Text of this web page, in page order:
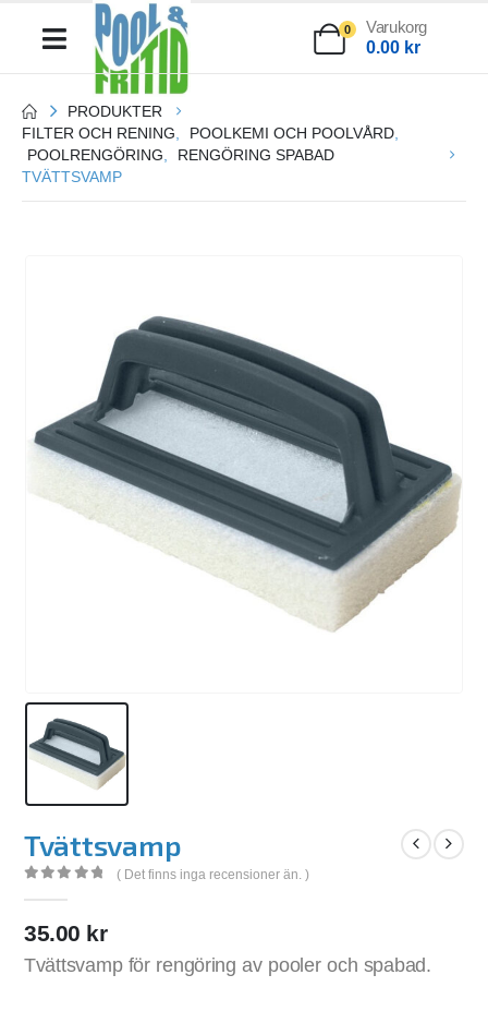
0
Varukorg
0.00 kr
PRODUKTER
FILTER OCH RENING
POOLKEMI OCH POOLVÅRD
POOLRENGÖRING
RENGÖRING SPABAD
TVÄTTSVAMP
Tvättsvamp
( Det finns inga recensioner än. )
35.00 kr
Tvättsvamp för rengöring av pooler och spabad.